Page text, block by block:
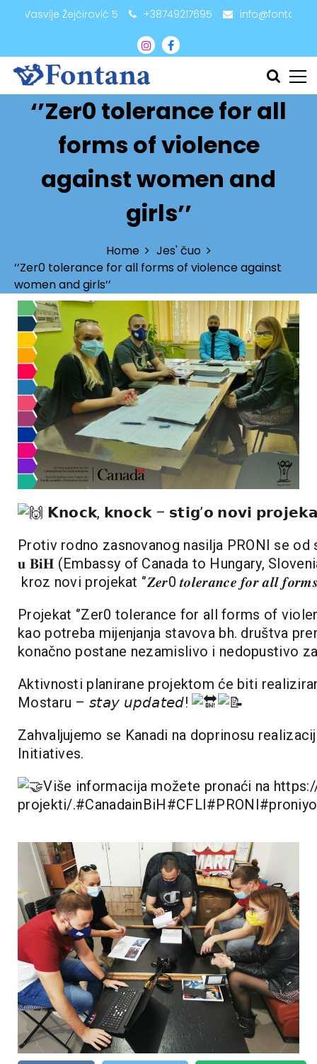
Vasvije Žejčirović 5 +38749217695
‘’Zer0 tolerance for all
forms of violence
against women and
girls’’
Home
Jes' čuo
‘’Zer0 tolerance for all forms of violence against
women and girls’’
𝗞𝗻𝗼𝗰𝗸, 𝗸𝗻𝗼𝗰𝗸 – 𝘀𝘁𝗶𝗴’𝗼 𝗻𝗼𝘃𝗶
Protiv rodno zasnovanog nasilja PRONI se od
𝐮 𝐁𝐢𝐇 (Embassy of Canada to Hungary,
kroz novi projekat ‘’𝒁𝒆𝒓0 𝒕𝒐𝒍𝒆𝒓𝒂𝒏𝒄𝒆 𝒇𝒐𝒓 𝒂𝒍𝒍
Projekat ‘’Zer0 tolerance for all forms of
kao potreba mijenjanja stavova bh. društva
konačno postane nezamislivo i nedopustivo
Aktivnosti planirane projektom će biti
Mostaru – 𝘴𝘵𝘢𝘺 𝘶𝘱𝘥𝘢𝘵𝘦𝘥!
Zahvaljujemo se Kanadi na doprinosu
Initiatives.
Više informacija možete pronaći na
projekti/.#CanadainBiH#CFLI#PRONI